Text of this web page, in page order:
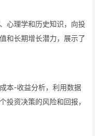
心理学和历史知识，向投
和长期增长潜力，展示了
本-收益分析，利用数据
投资决策的风险和回报，